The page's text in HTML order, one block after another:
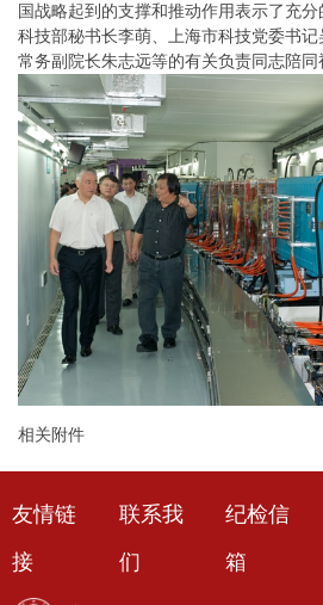
国战略起到的支撑和推动作用表示了充分
科技部秘书长李萌、上海市科技党委书
常务副院长朱志远等的有关负责同志陪同
相关附件
友情链
接
联系我
们
纪检信
箱